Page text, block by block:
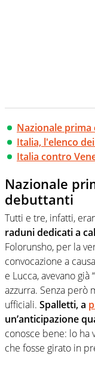
Nazionale
Italia, l'elenco
Italia contro
Nazionale
debuttanti
Tutti e tre, infatti,
raduni dedicati a
Folorunsho, per la
convocazione a
e Lucca, avevano
azzurra. Senza però
ufficiali. Spalletti, a
un’anticipazione
conosce bene: lo ha
che fosse girato in